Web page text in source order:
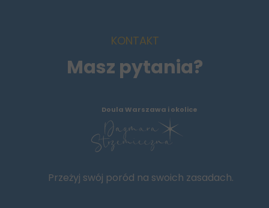
Doula Warszawa i okolice
KONTAKT
Masz pytania?
Przeżyj swój poród na swoich zasadach.